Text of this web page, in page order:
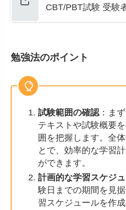
CBT/PBT試験 受験
勉強法のポイント
試験範囲の確認 ：ま
テキストや試験概要
囲を把握します。全
とで、効率的な学習
ができます。
計画的な学習スケジ
験日までの期間を見
習スケジュールを作